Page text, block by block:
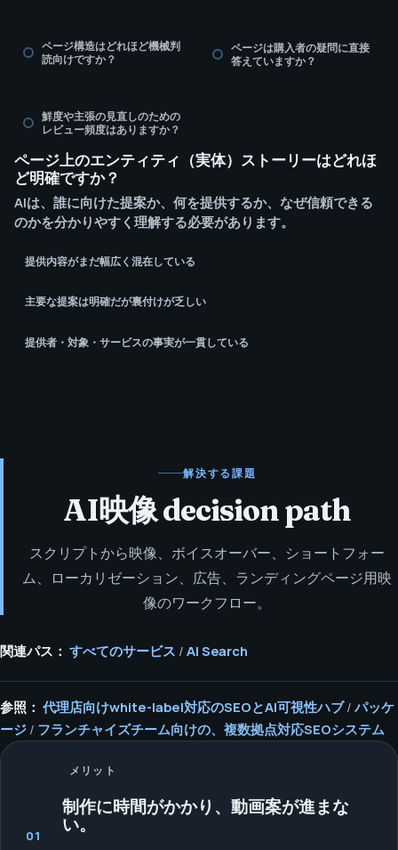
ページ構造はどれほど機械判
読向けですか？
ページは購入者の疑問に直接
答えていますか？
鮮度や主張の見直しのための
レビュー頻度はありますか？
ページ上のエンティティ（実体）ストーリーはどれほ
ど明確ですか？
AIは、誰に向けた提案か、何を提供するか、なぜ信頼できる
のかを分かりやすく理解する必要があります。
提供内容がまだ幅広く混在している
主要な提案は明確だが裏付けが乏しい
提供者・対象・サービスの事実が一貫している
解決する課題
AI映像 decision path
スクリプトから映像、ボイスオーバー、ショートフォー
ム、ローカリゼーション、広告、ランディングページ用映
像のワークフロー。
関連パス： すべてのサービス / AI Search
参照： 代理店向けwhite-label対応のSEOとAI可視性ハブ/ パッケ
ージ / フランチャイズチーム向けの、複数拠点対応SEOシステム
01
メリット
制作に時間がかかり、動画案が進まな
い。